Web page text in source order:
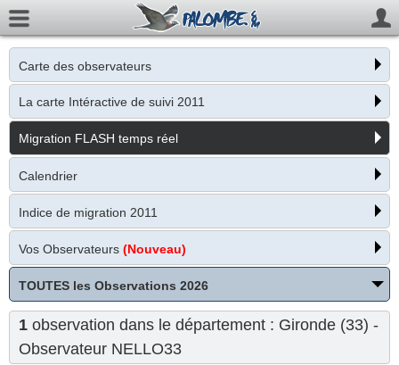
Carte des observateurs
La carte Intéractive de suivi 2011
Migration FLASH temps réel
Calendrier
Indice de migration 2011
Vos Observateurs (Nouveau)
TOUTES les Observations 2026
1 observation dans le département : Gironde (33) -
Observateur NELLO33